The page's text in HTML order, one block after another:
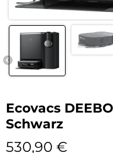
Ecovacs
Schwarz
530,90 €